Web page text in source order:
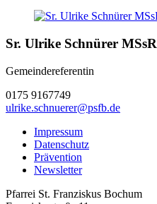
Sr. Ulrike Schnürer MSsR
Gemeindereferentin
0175 9167749
ulrike.schnuerer@psfb.de
Impressum
Datenschutz
Prävention
Newsletter
Pfarrei St. Franziskus Bochum